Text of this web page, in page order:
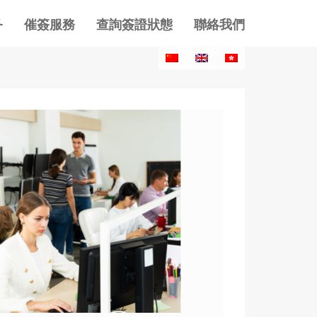
催簽服務 查詢簽證狀態 聯絡我們